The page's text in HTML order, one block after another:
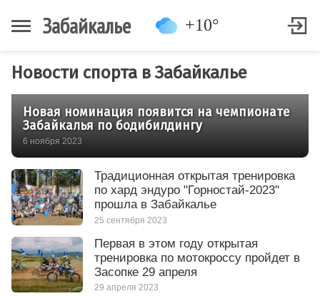
Забайкалье +10°
Новости спорта в Забайкалье
Новая номинация появится на чемпионате
Забайкалья по бодибилдингу
6 ноября 2023
Традиционная открытая тренировка
по хард эндуро "Горностай-2023"
прошла в Забайкалье
25 сентября 2023
Первая в этом году открытая
тренировка по мотокроссу пройдет в
Засопке 29 апреля
29 апреля 2023